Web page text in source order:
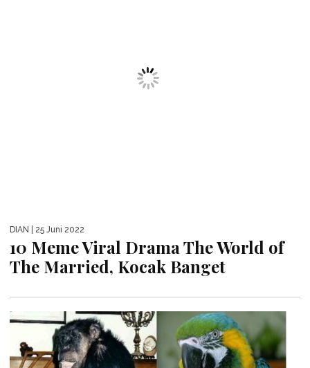
DIAN | 25 Juni 2022
10 Meme Viral Drama The World of
The Married, Kocak Banget